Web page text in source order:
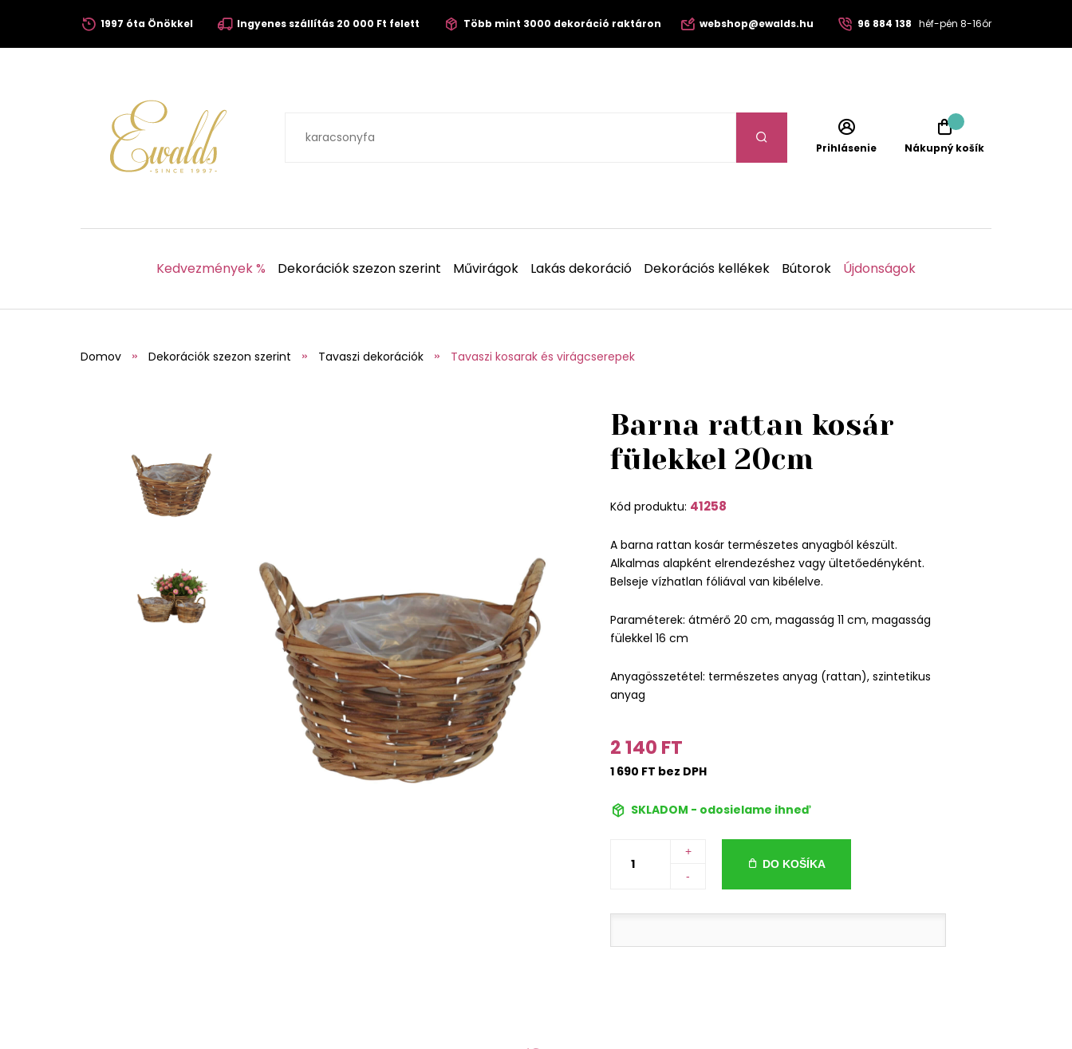
1997 óta Önökkel Ingyenes szállítás 20 000 Ft felett Több mint 3000 dekoráció raktáron webshop@ewalds.hu 96 884 138 héf-pén 8-16ór
Prihlásenie Nákupný košík
Kedvezmények % Dekorációk szezon szerint Művirágok Lakás dekoráció Dekorációs kellékek Bútorok Újdonságok
Domov Dekorációk szezon szerint Tavaszi dekorációk Tavaszi kosarak és virágcserepek
Barna rattan kosár
fülekkel 20cm
Kód produktu: 41258
A barna rattan kosár természetes anyagból készült.
Alkalmas alapként elrendezéshez vagy ültetőedényként.
Belseje vízhatlan fóliával van kibélelve.
Paraméterek: átmérő 20 cm, magasság 11 cm, magasság
fülekkel 16 cm
Anyagösszetétel: természetes anyag (rattan), szintetikus
anyag
2 140 FT
1 690 FT bez DPH
SKLADOM - odosielame ihneď
+
-
DO KOŠÍKA